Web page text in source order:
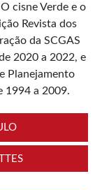
cisne Verde e o
Revista dos
da SCGAS
2020 a 2022, e
Planejamento
1994 a 2009.